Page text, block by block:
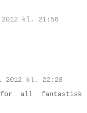
kl. 21:56
2012 kl. 22:28
all fantastisk